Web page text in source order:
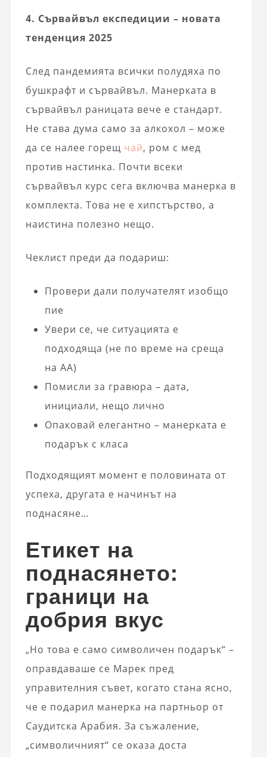
4. Сървайвъл експедиции – новата
тенденция 2025
След пандемията всички полудяха по
бушкрафт и сървайвъл. Манерката в
сървайвъл раницата вече е стандарт.
Не става дума само за алкохол – може
да се налее горещ чай, ром с мед
против настинка. Почти всеки
сървайвъл курс сега включва манерка в
комплекта. Това не е хипстърство, а
наистина полезно нещо.
Чеклист преди да подариш:
Провери дали получателят изобщо
пие
Увери се, че ситуацията е
подходяща (не по време на среща
на AA)
Помисли за гравюра – дата,
инициали, нещо лично
Опаковай елегантно – манерката е
подарък с класа
Подходящият момент е половината от
успеха, другата е начинът на
поднасяне…
Етикет на
поднасянето:
граници на
добрия вкус
„Но това е само символичен подарък“ –
оправдаваше се Марек пред
управителния съвет, когато стана ясно,
че е подарил манерка на партньор от
Саудитска Арабия. За съжаление,
„символичният“ се оказа доста